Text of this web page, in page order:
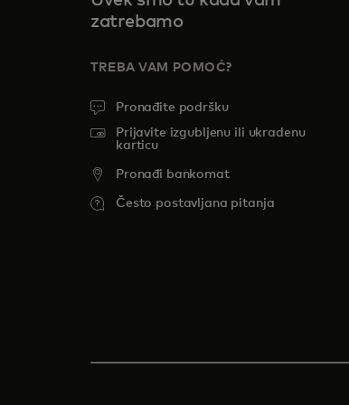
zatrebamo
TREBA VAM POMOĆ?
Pronađite podršku
Prijavite izgubljenu ili ukradenu
karticu
Pronađi bankomat
Često postavljana pitanja